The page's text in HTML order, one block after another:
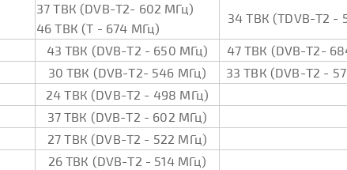
37 ТВК (DVB-Т2- 602 МГц)
46 ТВК (Т - 674 МГц)
34 ТВК (ТDVB-Т2 -
43 ТВК (DVB-Т2 - 650 МГц)
47 ТВК (DVB-Т2-
30 ТВК (DVB-Т2- 546 МГц)
33 ТВК (DVB-Т2 -
24 ТВК (DVB-Т2 - 498 МГц)
37 ТВК (DVB-Т2 - 602 МГц)
27 ТВК (DVB-Т2 - 522 МГц)
26 ТВК (DVB-Т2 - 514 МГц)